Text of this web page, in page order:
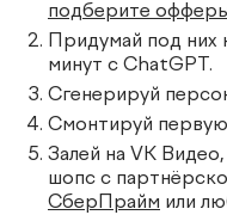
подберите офферы
Придумай под них
минут с ChatGPT.
Сгенерируй
Смонтируй
Залей на VK
шопс с
СберПрайм или